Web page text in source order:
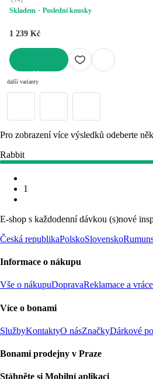
Skladem
Poslední kousky
1 239 Kč
další varianty
Pro zobrazení více výsledků odeberte
Rabbit
1
E-shop s každodenní dávkou (s)nové
Česká republikaPolskoSlovensko
Informace o nákupu
Vše o nákupuDopravaReklamace a
Více o bonami
SlužbyKontaktyO násZnačkyDárkové
Bonami prodejny v Praze
Stáhněte si Mobilní aplikaci